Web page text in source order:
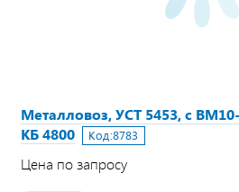
Металловоз, УСТ 5453, с
КБ 4800
Код:8783
Цена по запросу